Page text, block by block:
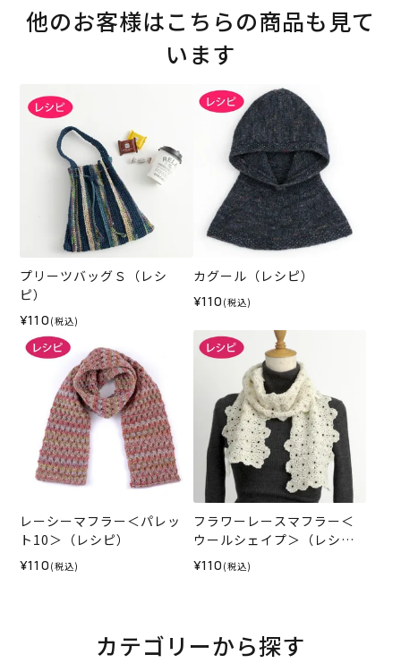
他のお客様はこちらの商品も見て
います
プリーツバッグＳ（レシ
ピ）
¥110 (税込)
カグール（レシピ）
¥110 (税込)
レーシーマフラー＜パレッ
ト10＞（レシピ）
¥110 (税込)
フラワーレースマフラー＜
ウールシェイプ＞（レシ
ピ）
¥110 (税込)
カテゴリーから探す